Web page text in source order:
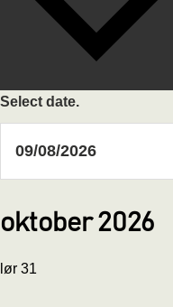
Select date.
oktober 2026
lør 31